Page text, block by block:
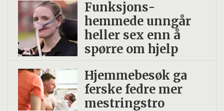
Funksjons­
hemmede unngår
heller sex enn å
spørre om hjelp
Hjemmebesøk ga
ferske fedre mer
mestringstro